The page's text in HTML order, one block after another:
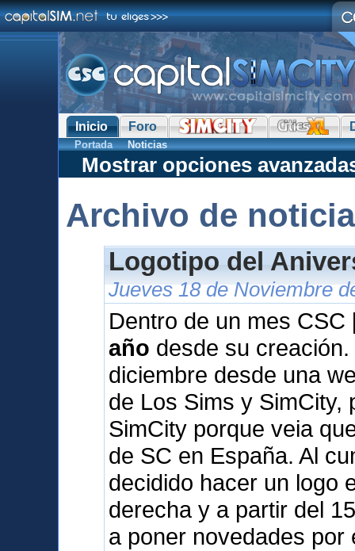
Inicio Foro
Portada Noticias
Mostrar opciones
Archivo de
Logotipo del
Jueves 18 de Noviembre
Dentro de un mes
año desde su
diciembre desde una
de Los Sims y SimCity,
SimCity porque veia
de SC en España. Al
decidido hacer un logo
derecha y a partir del
a poner novedades